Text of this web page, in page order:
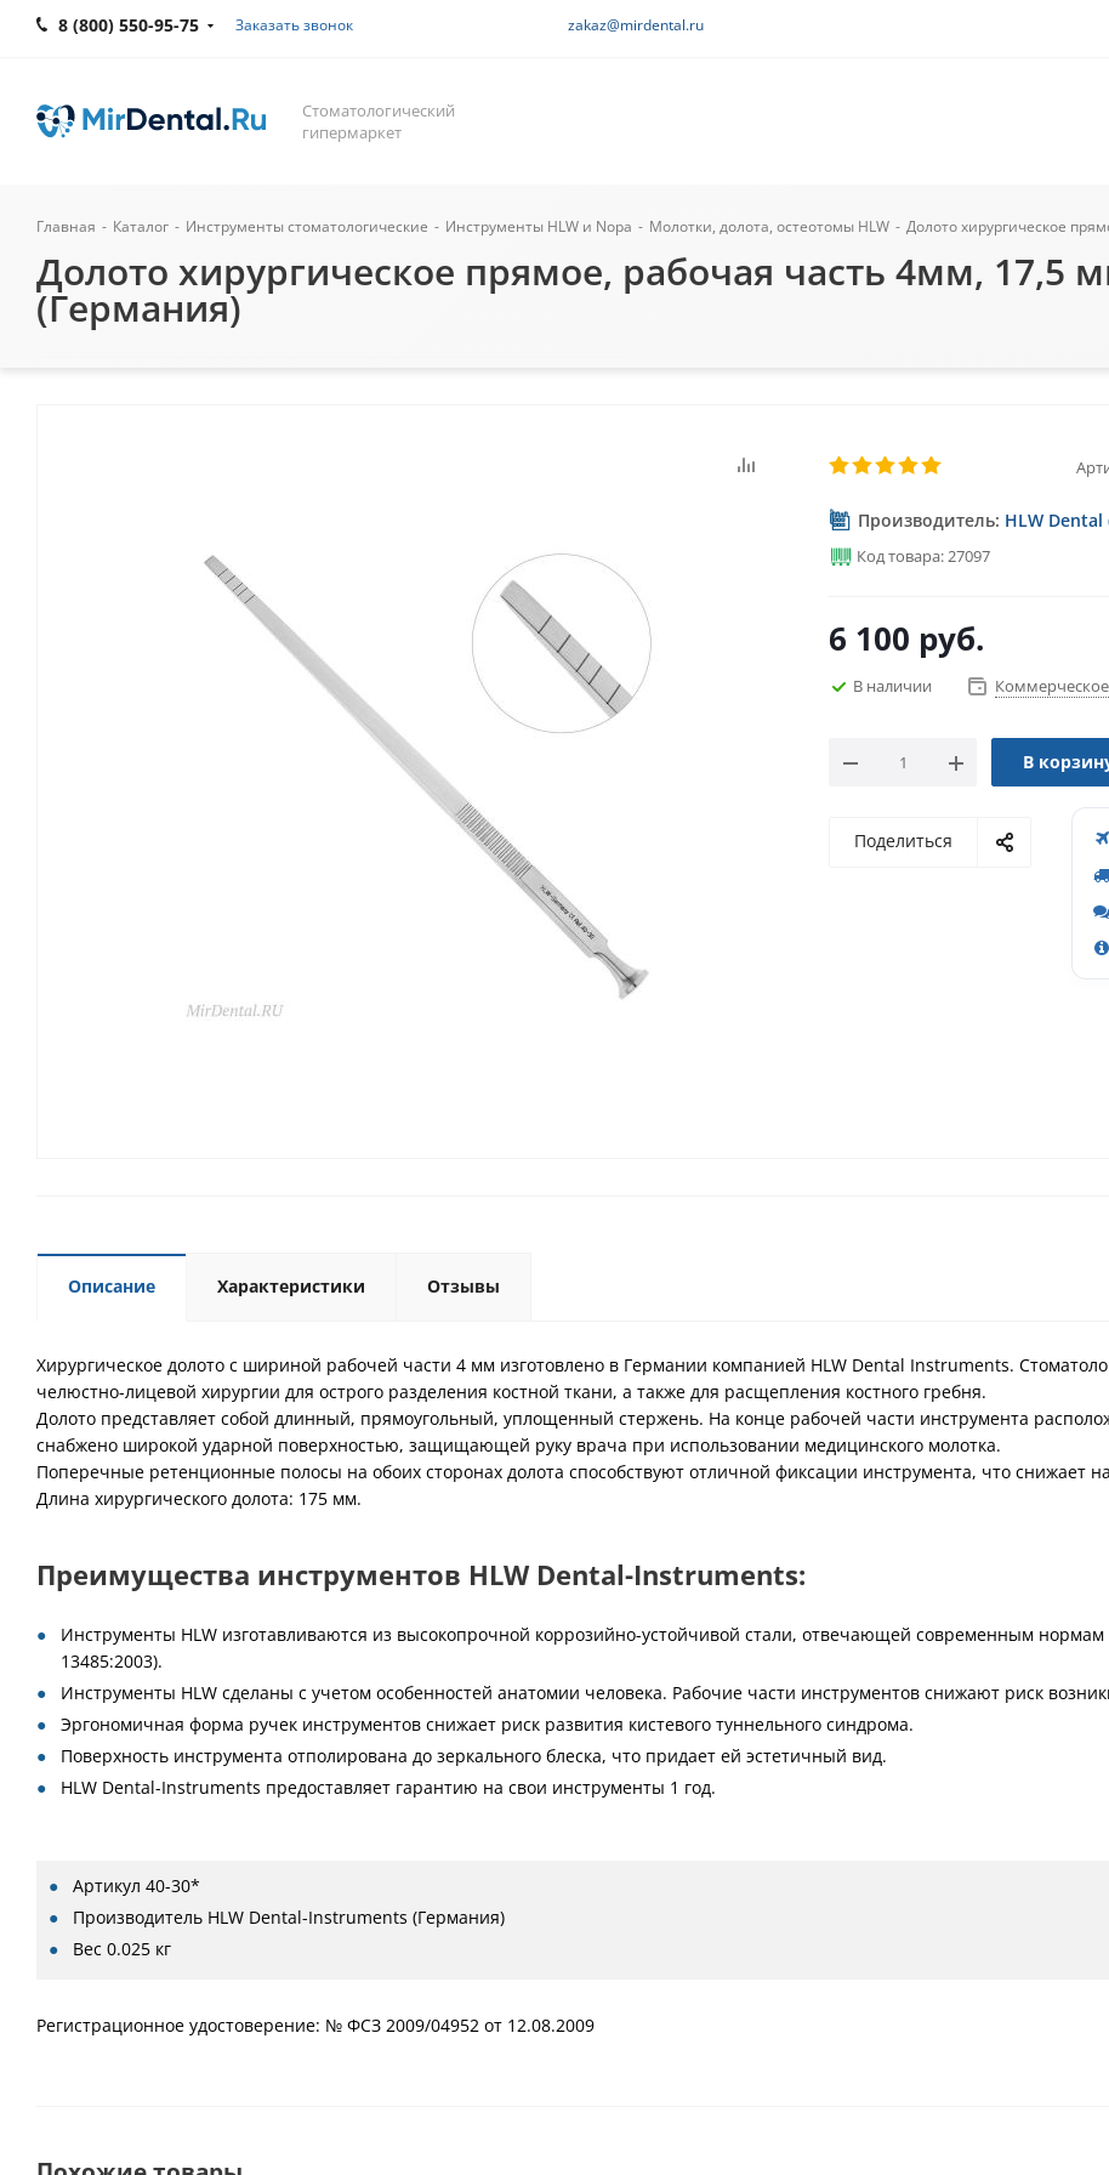
8 (800) 550-95-75 Заказать звонок zakaz@mirdental.ru
Стоматологический
гипермаркет
Главная - Каталог - Инструменты стоматологические - Инструменты HLW и Nopa - Молотки, долота, остеотомы HLW - Долото хирургическое
Долото хирургическое прямое, рабочая часть 4мм, 17,5
(Германия)
Производитель: HLW
Код товара: 27097
6 100 руб.
В наличии
В
Поделиться
Описание Характеристики Отзывы
Хирургическое долото с шириной рабочей части 4 мм изготовлено в Германии компанией HLW Dental Instruments.
челюстно-лицевой хирургии для острого разделения костной ткани, а также для расщепления костного гребня.
Долото представляет собой длинный, прямоугольный, уплощенный стержень. На конце рабочей части инструмента
снабжено широкой ударной поверхностью, защищающей руку врача при использовании медицинского молотка.
Поперечные ретенционные полосы на обоих сторонах долота способствуют отличной фиксации инструмента, что снижает
Длина хирургического долота: 175 мм.
Преимущества инструментов HLW Dental-Instruments:
Инструменты HLW изготавливаются из высокопрочной коррозийно-устойчивой стали, отвечающей современным нормам
13485:2003).
Инструменты HLW сделаны с учетом особенностей анатомии человека. Рабочие части инструментов снижают риск
Эргономичная форма ручек инструментов снижает риск развития кистевого туннельного синдрома.
Поверхность инструмента отполирована до зеркального блеска, что придает ей эстетичный вид.
HLW Dental-Instruments предоставляет гарантию на свои инструменты 1 год.
Артикул 40-30*
Производитель HLW Dental-Instruments (Германия)
Вес 0.025 кг
Регистрационное удостоверение: № ФСЗ 2009/04952 от 12.08.2009